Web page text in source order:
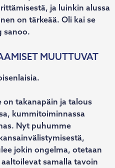
ja luinkin alussa
on tärkeää. Oli kai se
sanoo.
MUUTTUVAT
on takanapäin ja talous
kummitoiminnassa
Nyt puhumme
jokin ongelma, otetaan
samalla tavoin